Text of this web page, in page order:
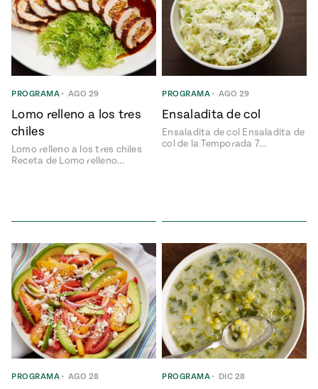
of Real
PROGRAMA • AGO 29
Lomo relleno a los tres
chiles
Lomo relleno a los tres chiles
Receta de Lomo relleno…
PROGRAMA • AGO 29
Ensaladita de col
Ensaladita de col Ensaladita de
col de la Temporada 7…
PROGRAMA • AGO 28 PROGRAMA • DIC 28